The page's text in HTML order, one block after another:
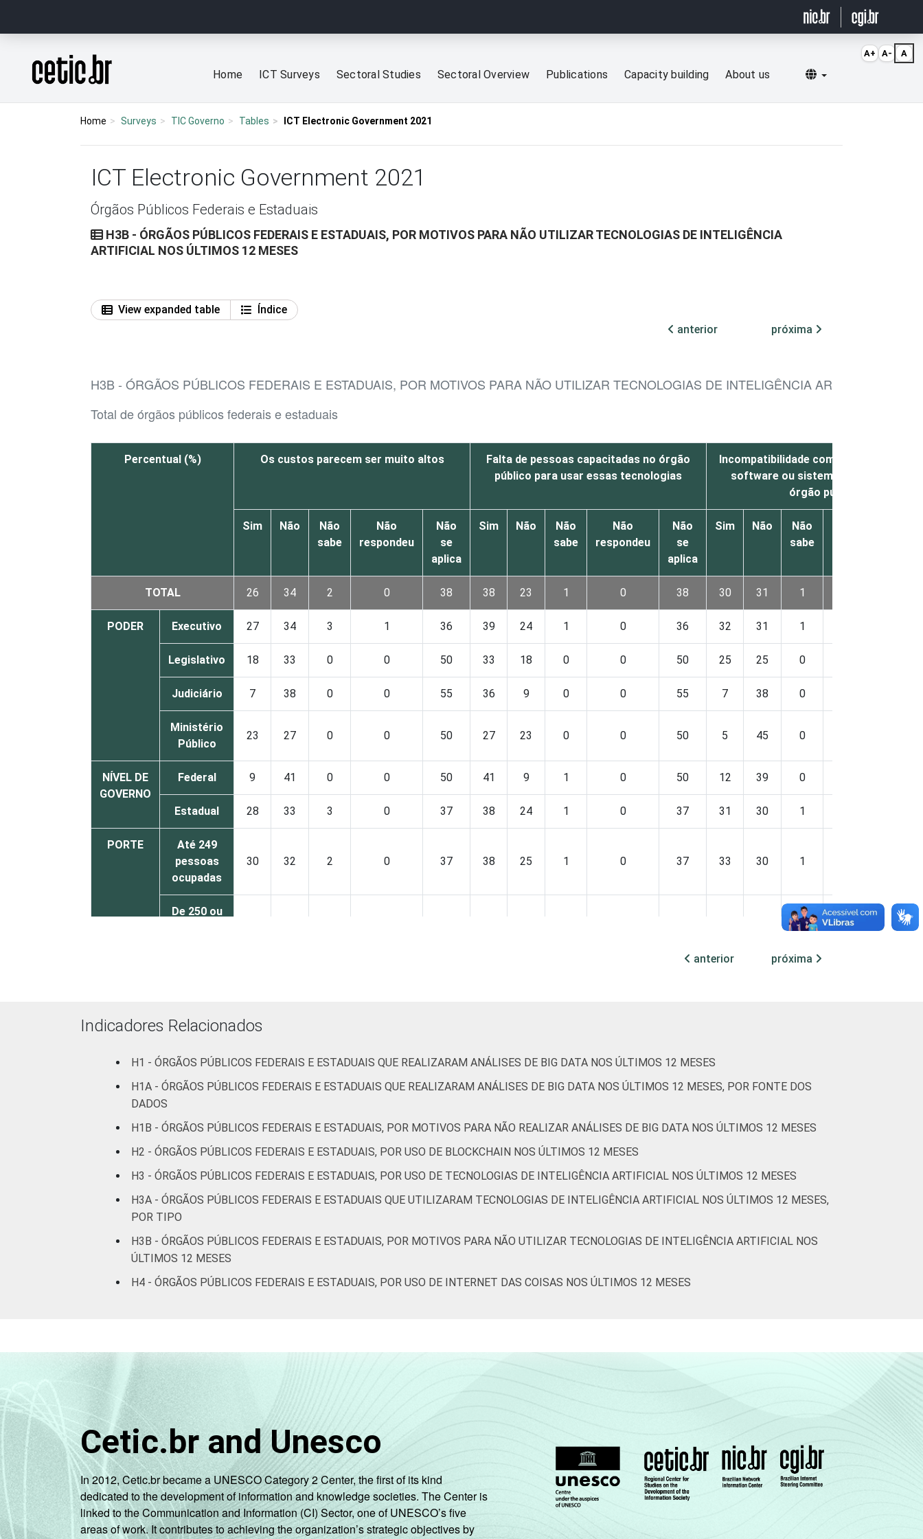
Página inicial
Home ICT Surveys Sectoral Studies Sectoral Overview Publications Capacity building About us Selecionar idioma
Home Surveys TIC Governo Tables ICT Electronic Government 2021
ICT Electronic Government 2021
Órgãos Públicos Federais e Estaduais
H3B - ÓRGÃOS PÚBLICOS FEDERAIS E ESTADUAIS, POR MOTIVOS PARA NÃO UTILIZAR TECNOLOGIAS DE INTELIGÊNCIA
ARTIFICIAL NOS ÚLTIMOS 12 MESES
View expanded table
Índice
anterior
próxima
H3B - ÓRGÃOS PÚBLICOS FEDERAIS E ESTADUAIS, POR MOTIVOS PARA NÃO UTILIZAR TECNOLOGIAS DE INTELIGÊNCIA ARTIFICIAL NOS
Total de órgãos públicos federais e estaduais
Percentual (%) Os custos parecem ser muito altos
Falta de pessoas capacitadas no órgão
público para usar essas tecnologias
Incompatibilidade com os
software ou sistemas existentes no
órgão público
Sim Não
Não
sabe
Não
respondeu
Não
se
aplica
Sim Não
Não
sabe
Não
respondeu
Não
se
aplica
Sim Não
Não
sabe
TOTAL 26 34 2 0 38 38 23 1 0 38 30 31 1
PODER Executivo 27 34 3 1 36 39 24 1 0 36 32 31 1
Legislativo 18 33 0 0 50 33 18 0 0 50 25 25 0
Judiciário 7 38 0 0 55 36 9 0 0 55 7 38 0
Ministério
Público
23 27 0 0 50 27 23 0 0 50 5 45 0
NÍVEL DE
GOVERNO
Federal 9 41 0 0 50 41 9 1 0 50 12 39 0
Estadual 28 33 3 0 37 38 24 1 0 37 31 30 1
PORTE
Até 249
pessoas
ocupadas
30 32 2 0 37 38 25 1 0 37 33 30 1
De 250 ou
tecnologias de informação e comunicação no setor público brasileiro - TIC Governo Eletrônico 2021.
anterior próxima
Indicadores Relacionados
H1 - ÓRGÃOS PÚBLICOS FEDERAIS E ESTADUAIS QUE REALIZARAM ANÁLISES DE BIG DATA NOS ÚLTIMOS 12 MESES
H1A - ÓRGÃOS PÚBLICOS FEDERAIS E ESTADUAIS QUE REALIZARAM ANÁLISES DE BIG DATA NOS ÚLTIMOS 12 MESES, POR FONTE DOS
DADOS
H1B - ÓRGÃOS PÚBLICOS FEDERAIS E ESTADUAIS, POR MOTIVOS PARA NÃO REALIZAR ANÁLISES DE BIG DATA NOS ÚLTIMOS 12 MESES
H2 - ÓRGÃOS PÚBLICOS FEDERAIS E ESTADUAIS, POR USO DE BLOCKCHAIN NOS ÚLTIMOS 12 MESES
H3 - ÓRGÃOS PÚBLICOS FEDERAIS E ESTADUAIS, POR USO DE TECNOLOGIAS DE INTELIGÊNCIA ARTIFICIAL NOS ÚLTIMOS 12 MESES
H3A - ÓRGÃOS PÚBLICOS FEDERAIS E ESTADUAIS QUE UTILIZARAM TECNOLOGIAS DE INTELIGÊNCIA ARTIFICIAL NOS ÚLTIMOS 12 MESES,
POR TIPO
H3B - ÓRGÃOS PÚBLICOS FEDERAIS E ESTADUAIS, POR MOTIVOS PARA NÃO UTILIZAR TECNOLOGIAS DE INTELIGÊNCIA ARTIFICIAL NOS
ÚLTIMOS 12 MESES
H4 - ÓRGÃOS PÚBLICOS FEDERAIS E ESTADUAIS, POR USO DE INTERNET DAS COISAS NOS ÚLTIMOS 12 MESES
Cetic.br and Unesco
In 2012, Cetic.br became a UNESCO Category 2 Center, the first of its kind
dedicated to the development of information and knowledge societies. The Center is
linked to the Communication and Information (CI) Sector, one of UNESCO’s five
areas of work. It contributes to achieving the organization’s strategic objectives by
A+ A- A